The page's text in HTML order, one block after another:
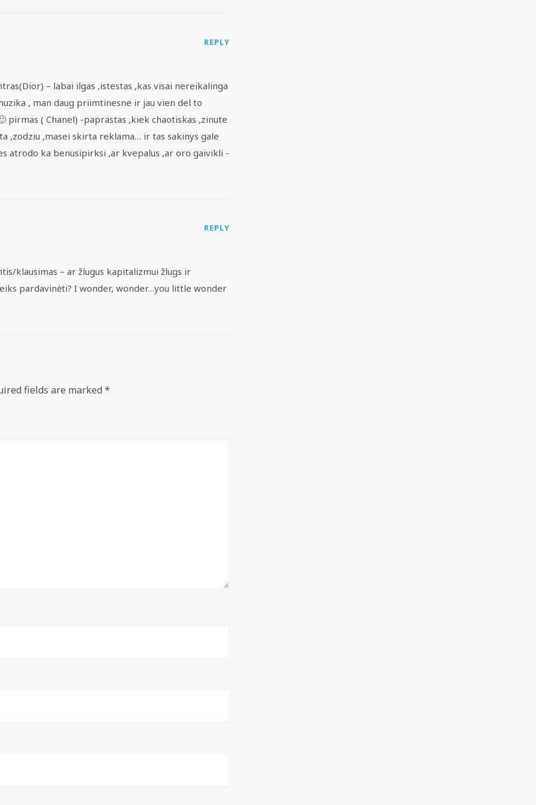
– labai ilgas ,istestas ,kas visai nereikalinga
, man daug priimtinesne ir jau vien del to
pirmas ( Chanel) -paprastas ,kiek chaotiskas ,zinute
,zodziu ,masei skirta reklama… ir tas sakinys gale
atrodo ka benusipirksi ,ar kvepalus ,ar oro gaivikli -
REPLY
klausimas – ar žlugus kapitalizmui žlugs ir
pardavinėti? I wonder, wonder…you little wonder
REPLY
fields are marked *